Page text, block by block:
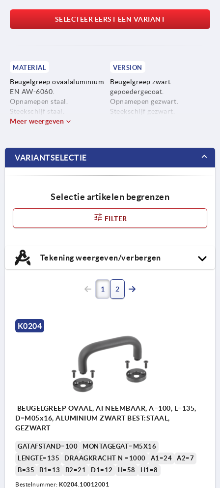
SELECTEER EERST EEN VARIANT
MATERIAL
Beugelgreep ovaalaluminium
EN AW-6060.
Opnamepen staal.
Steekschijf staal.
VERSION
Beugelgreep zwart
gepoedergecoat.
Opnamepen gezwart.
Steekschijf gezwart.
Meer weergeven
VARIANTSELECTIE
Selectie artikelen begrenzen
FILTER
Tekening weergeven/verbergen
1 2
K0204
BEUGELGREEP OVAAL, AFNEEMBAAR, A=100, L=135,
D=M05x16, ALUMINIUM ZWART BEST:STAAL,
GEZWART
GATAFSTAND=100
MONTAGEGAT=M5X16
LENGTE=135
DRAAGKRACHT N =1000 A1=24
A2=7
B=35
B1=13 B2=21 D1=12 H=58 H1=8
Bestelnummer: K0204.10012001